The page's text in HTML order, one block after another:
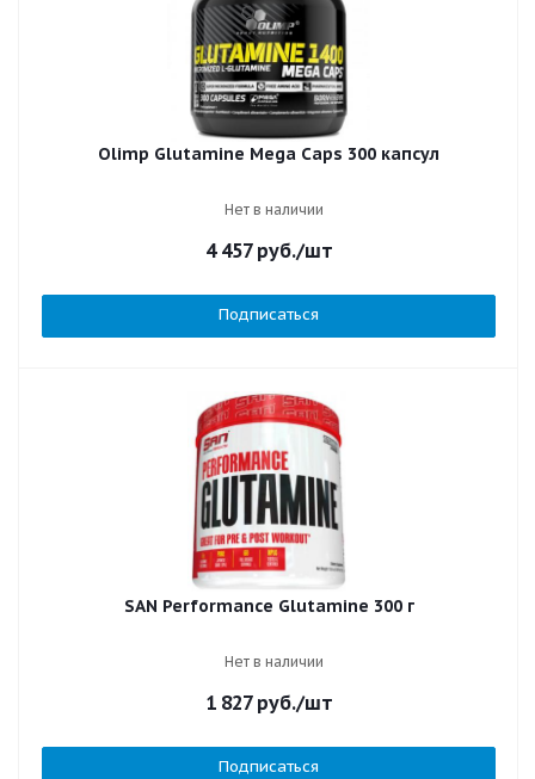
Olimp Glutamine Mega Caps 300 капсул
Нет в наличии
4 457руб./шт
Подписаться
SAN Performance Glutamine 300 г
Нет в наличии
1 827руб./шт
Подписаться